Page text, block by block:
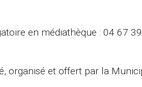
en médiathèque : 04 67
organisé et offert par la